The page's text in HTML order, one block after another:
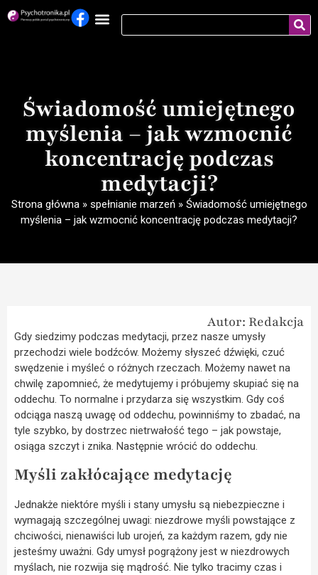
Świadomość umiejętnego
myślenia – jak wzmocnić
koncentrację podczas
medytacji?
Strona główna» spełnianie marzeń» Świadomość umiejętnego
myślenia – jak wzmocnić koncentrację podczas medytacji?
Autor: Redakcja
Gdy siedzimy podczas medytacji, przez nasze umysły
przechodzi wiele bodźców. Możemy słyszeć dźwięki, czuć
swędzenie i myśleć o różnych rzeczach. Możemy nawet na
chwilę zapomnieć, że medytujemy i próbujemy skupiać się na
oddechu. To normalne i przydarza się wszystkim. Gdy coś
odciąga naszą uwagę od oddechu, powinniśmy to zbadać, na
tyle szybko, by dostrzec nietrwałość tego – jak powstaje,
osiąga szczyt i znika. Następnie wrócić do oddechu.
Myśli zakłócające medytację
Jednakże niektóre myśli i stany umysłu są niebezpieczne i
wymagają szczególnej uwagi: niezdrowe myśli powstające z
chciwości, nienawiści lub urojeń, za każdym razem, gdy nie
jesteśmy uważni. Gdy umysł pogrążony jest w niezdrowych
myślach, nie rozwija się mądrość. Nie tylko tracimy czas i